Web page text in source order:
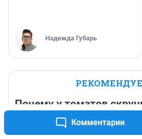
Комментарии
Надежда Губарь
Почему у томатов
листья — три причины
проблемы